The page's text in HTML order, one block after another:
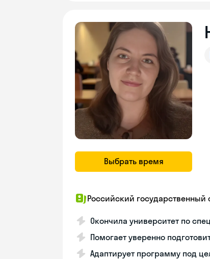
Выбрать время
Российский государственный
Окончила университет по
Помогает уверенно
Адаптирует программу под